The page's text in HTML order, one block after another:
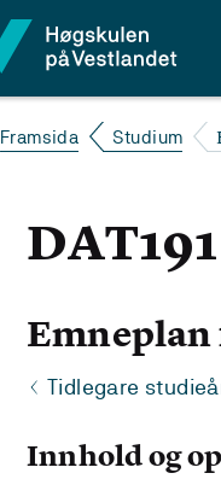
Framsida Studium
Tidlegare
Innhold og